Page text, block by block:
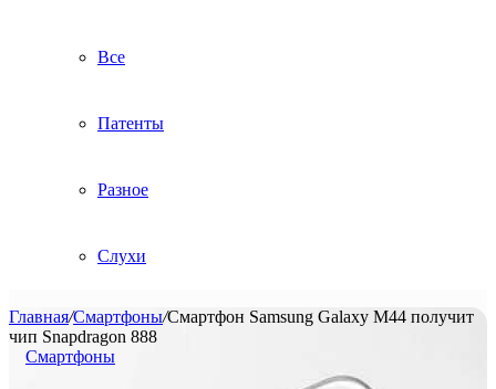
Все
Патенты
Разное
Слухи
Главная/Смартфоны/Смартфон Samsung Galaxy M44 получит
чип Snapdragon 888
Смартфоны